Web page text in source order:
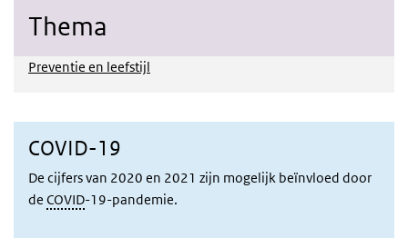
Thema
Preventie en leefstijl
COVID-19
De cijfers van 2020 en 2021 zijn mogelijk beïnvloed door
de COVID-19-pandemie.